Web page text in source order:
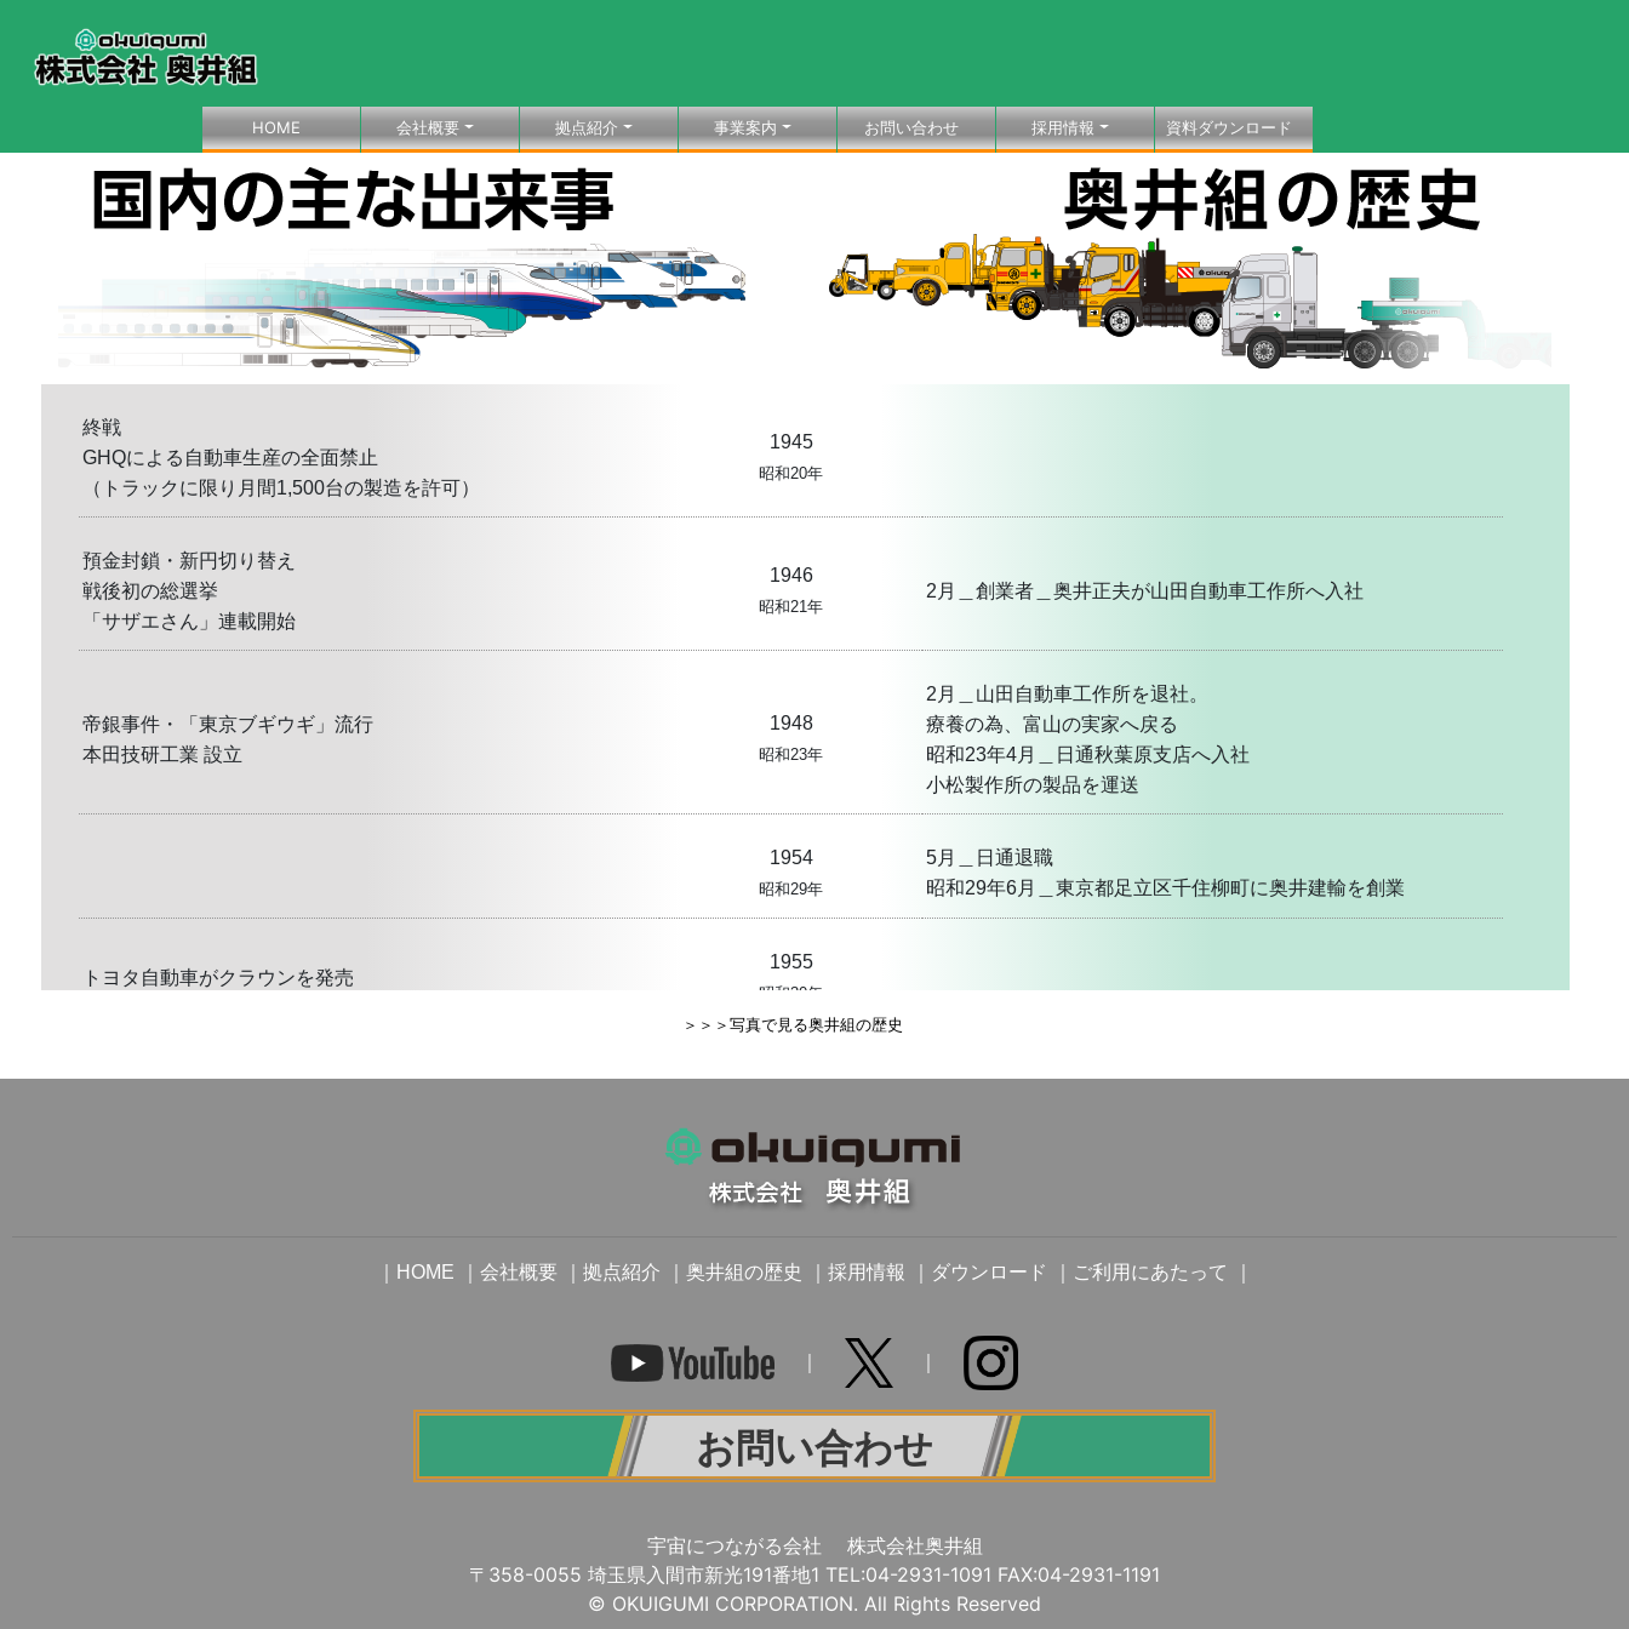
HOME 会社概要 拠点紹介 事業案内 お問い合わせ 採用情報 資料ダウンロード
終戦
GHQによる自動車生産の全面禁止
（トラックに限り月間1,500台の製造を許可）
1945
昭和20年
預金封鎖・新円切り替え
戦後初の総選挙
「サザエさん」連載開始
1946
昭和21年
2月＿創業者＿奥井正夫が山田自動車工作所へ入社
帝銀事件・「東京ブギウギ」流行
本田技研工業 設立
1948
昭和23年
2月＿山田自動車工作所を退社。
療養の為、富山の実家へ戻る
昭和23年4月＿日通秋葉原支店へ入社
小松製作所の製品を運送
1954
昭和29年
5月＿日通退職
昭和29年6月＿東京都足立区千住柳町に奥井建輸を創業
トヨタ自動車がクラウンを発売
1955
昭和30年
フジテレビが放送開始 東京都足立区千住柳町に自宅兼事務所を購入
昭和35年
埼玉県入間市に900坪の土地を購入
昭和36年6月＿奥井建輸を株式会社に組織変更
入間市扇台に資材倉庫・車両整備工場を建設
1962
昭和37年
1963
昭和38年
昭和30年台後半＿富士スバルライン工事
＞＞＞写真で見る奥井組の歴史
｜ HOME ｜ 会社概要 ｜ 拠点紹介 ｜ 奥井組の歴史 ｜ 採用情報 ｜ ダウンロード ｜ ご利用にあたって ｜
｜ ｜
お問い合わせ
宇宙につながる会社 株式会社奥井組
〒358-0055 埼玉県入間市新光191番地1 TEL:04-2931-1091 FAX:04-2931-1191
© OKUIGUMI CORPORATION. All Rights Reserved